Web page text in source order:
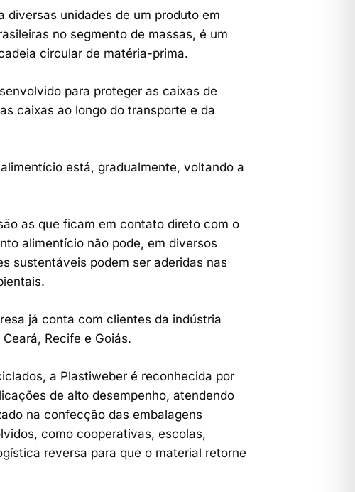
unidades de um produto em
no segmento de massas, é um
circular de matéria-prima.
para proteger as caixas de
caixas ao longo do transporte e da
está, gradualmente, voltando a
as que ficam em contato direto com o
alimentício não pode, em diversos
sustentáveis podem ser aderidas nas
já conta com clientes da indústria
Recife e Goiás.
a Plastiweber é reconhecida por
de alto desempenho, atendendo
na confecção das embalagens
como cooperativas, escolas,
reversa para que o material retorne